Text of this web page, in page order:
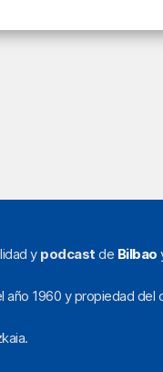
y podcast de Bilbao
1960 y propiedad